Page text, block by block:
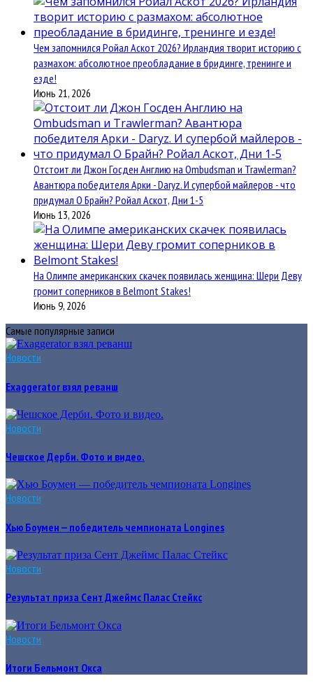
Чем запомнился Ройал Аскот 2026? Ирландия творит историю с
размахом: абсолютное преобладание в бридинге, тренинге и
езде!
Июнь 21, 2026
Отстоит ли Джон Госден Англию на Ombudsman и Trawlerman?
Авантюра победителя Арки - Daryz. И супербой майлеров - что
придумал О Брайн? Ройал Аскот, Дни 1-5
Июнь 13, 2026
На Олимпе американских скачек появилась женщина: Шери Деву
громит соперников в Belmont Stakes!
Июнь 9, 2026
Самые популярные записи
Новости
Exaggerator взял реванш
Новости
Чешское Дерби. Фото и видео.
Новости
Хью Боумен — победитель чемпионата Longines
Новости
Результат приза Сент Джеймс Палас Стейкс
Новости
Итоги Бельмонт Окса